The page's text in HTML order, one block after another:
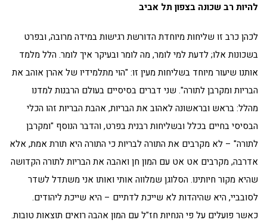
להיות רב שכונה בצפון תל אביב
לכהן כרב זו שליחות מיוחדת הדורשת רגישות במידה מרובה, ובפרט
בשכונות אלו; לדעת למי לומר, מה לומר ובעיקר איך לומר. הלל מלמד
אותנו שיעור מיוחד בשליחות מעין זו: "הוי מתלמידיו של אהרן אוהב את
הבריות ומקרבן לתורה". שני דברים בסיסיים בעולם הרבנות למדנו
מהלל: בראש ובראשונה לאהוב את הבריות, אהבת הבריות זהו הכלי
הבסיסי בחיים בכלל ובשליחות רבנית בפרט, והדבר הנוסף "ומקרבן
לתורה" – לא מקרבים את התורה לבריות כי התורה היא תורת אמת, אלא
אדרבה, מקרבים אט אט עם המון חן ואהבה את הבריות לתורה הקדושה
שהיא מקור חיותינו. הסלוגן שמלווה אותי ואותו אני משתדל לשדר
לסובביי, היא שהיהדות לא שייכת לדתיים – היא שייכת ליהודים.
כאשר פועלים על פי הנחיות חז"ל עם המון אהבה רואים תוצאות טובות.